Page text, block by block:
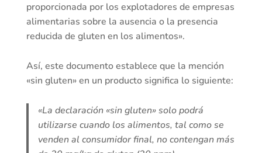
proporcionada por los explotadores de empresas
alimentarias sobre la ausencia o la presencia
reducida de gluten en los alimentos».
Así, este documento establece que la mención
«sin gluten» en un producto significa lo siguiente:
«La declaración «sin gluten» solo podrá
utilizarse cuando los alimentos, tal como se
venden al consumidor final, no contengan más